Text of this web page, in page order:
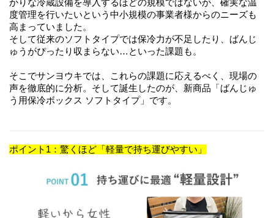
かりな冷蔵設備を導入するほどの規模ではないが、確実な温
度管理を行いたいという中小規模の事業者様からのニーズも
高まっていました。
そして従来のソフトタイプでは保冷力が不足したり、ばんじ
ゅうがぴったり収まらない…といった課題も。
そこでサンヨウキでは、これらの課題に応えるべく、現場の
声を徹底的に分析。そして誕生したのが、新商品「ばんじゅ
う用保冷ボックス ソフトタイプ」です。
ポイント1：驚くほど「軽量で持ち運びやすい」